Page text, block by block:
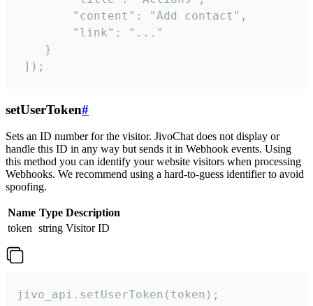
        "content": "Add contact",
        "link": "..."
    }
]);
setUserToken#
Sets an ID number for the visitor. JivoChat does not display or
handle this ID in any way but sends it in Webhook events. Using
this method you can identify your website visitors when processing
Webhooks. We recommend using a hard-to-guess identifier to avoid
spoofing.
Name Type Description
token string Visitor ID
jivo_api.setUserToken(token);